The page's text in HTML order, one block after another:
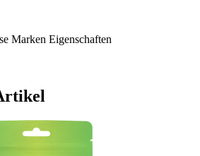
Marken Eigenschaften